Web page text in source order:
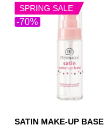
-70%
SPRING SALE
SATIN MAKE-UP BASE